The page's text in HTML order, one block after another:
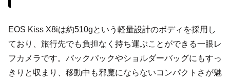
EOS Kiss X8iは約510gという軽量設計のボディを採用し
ており、旅行先でも負担なく持ち運ぶことができる一眼レ
フカメラです。バックパックやショルダーバッグにもすっ
きりと収まり、移動中も邪魔にならないコンパクトさが魅